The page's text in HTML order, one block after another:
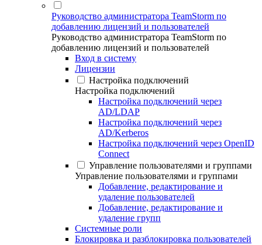
Руководство администратора TeamStorm по
добавлению лицензий и пользователей
Руководство администратора TeamStorm по
добавлению лицензий и пользователей
Вход в систему
Лицензии
Настройка подключений
Настройка подключений
Настройка подключений через
AD/LDAP
Настройка подключений через
AD/Kerberos
Настройка подключений через OpenID
Connect
Управление пользователями и группами
Управление пользователями и группами
Добавление, редактирование и
удаление пользователей
Добавление, редактирование и
удаление групп
Системные роли
Блокировка и разблокировка пользователей